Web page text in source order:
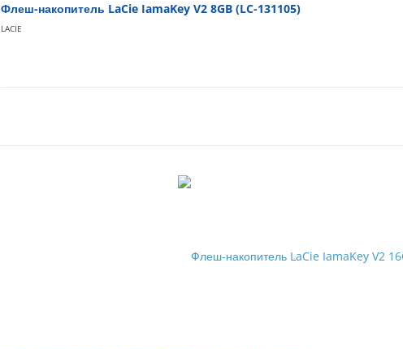
Флеш-накопитель LaCie IamaKey V2 8GB (LC-131105)
LACIE